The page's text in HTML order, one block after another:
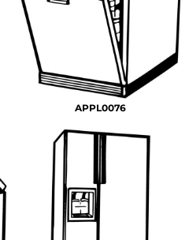
APPL0076